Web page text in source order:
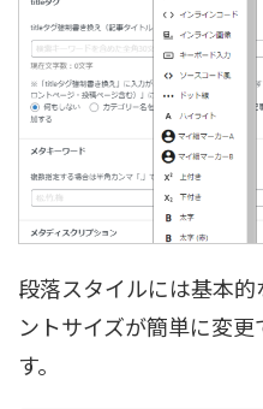
段落スタイルには基本
ントサイズが簡単に変
す。